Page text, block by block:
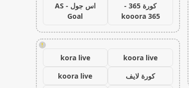
كورة 365 -
kooora 365
اس جول - AS
Goal
!
koora live
kora live
كورة لايف
koora live